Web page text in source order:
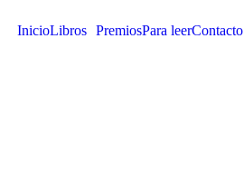
InicioLibros PremiosPara leerContacto